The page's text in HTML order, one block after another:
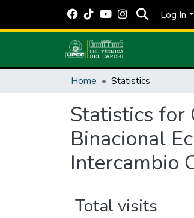
Log In
Home Statistics
Statistics for
Binacional
Intercambio
Total visits